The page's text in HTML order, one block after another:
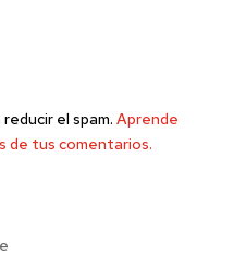
el spam. Aprende
de tus comentarios.